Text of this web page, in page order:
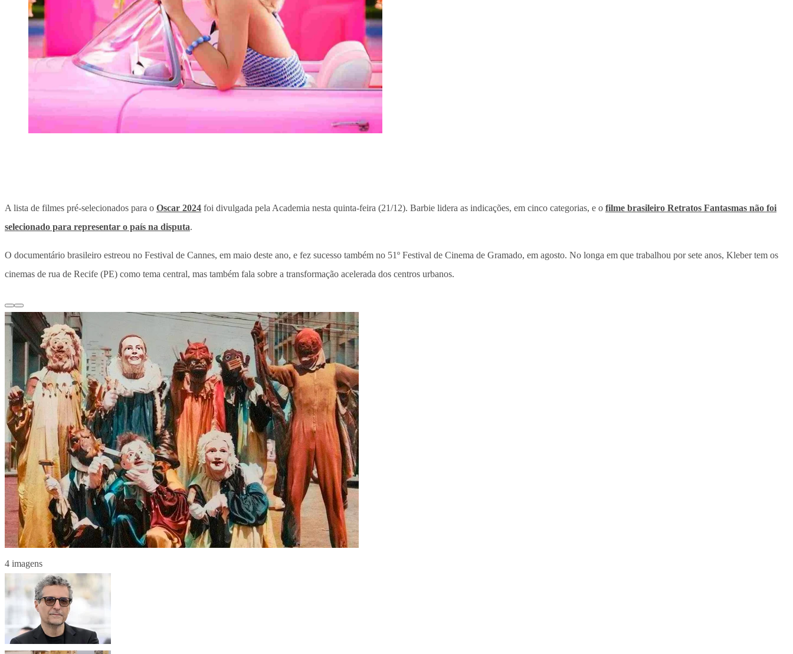
A lista de filmes pré-selecionados para o Oscar 2024 foi divulgada pela Academia nesta quinta-feira (21/12). Barbie lidera as indicações, em cinco categorias, e o filme brasileiro Retratos Fantasmas não foi
selecionado para representar o país na disputa.
O documentário brasileiro estreou no Festival de Cannes, em maio deste ano, e fez sucesso também no 51º Festival de Cinema de Gramado, em agosto. No longa em que trabalhou por sete anos, Kleber tem os
cinemas de rua de Recife (PE) como tema central, mas também fala sobre a transformação acelerada dos centros urbanos.
4 imagens